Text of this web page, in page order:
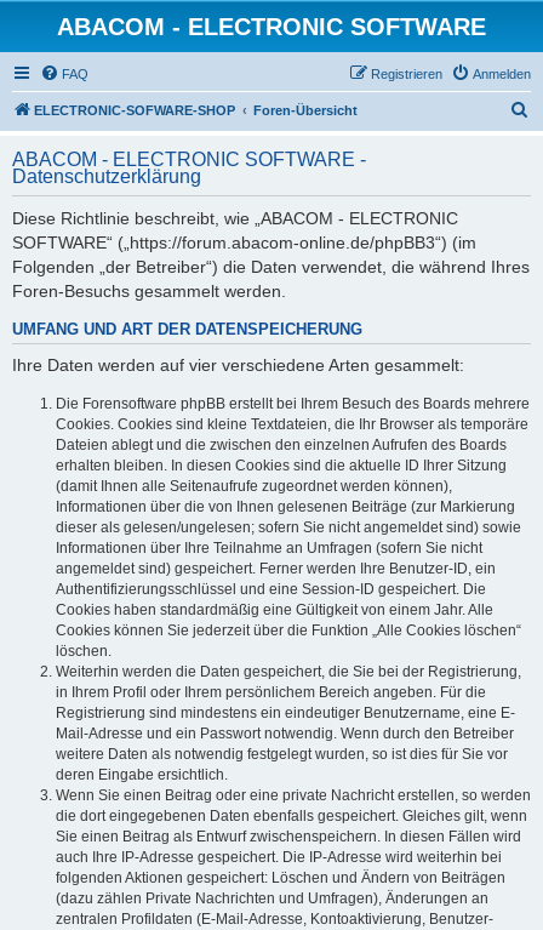
ABACOM - ELECTRONIC SOFTWARE
FAQ Anmelden
Registrieren
ELECTRONIC-SOFWARE-SHOP Foren-Übersicht
h
ABACOM - ELECTRONIC SOFTWARE -
Datenschutzerklärung
Diese Richtlinie beschreibt, wie „ABACOM - ELECTRONIC
SOFTWARE“ („https://forum.abacom-online.de/phpBB3“) (im
Folgenden „der Betreiber“) die Daten verwendet, die während Ihres
Foren-Besuchs gesammelt werden.
UMFANG UND ART DER DATENSPEICHERUNG
Ihre Daten werden auf vier verschiedene Arten gesammelt:
Die Forensoftware phpBB erstellt bei Ihrem Besuch des Boards mehrere
Cookies. Cookies sind kleine Textdateien, die Ihr Browser als temporäre
Dateien ablegt und die zwischen den einzelnen Aufrufen des Boards
erhalten bleiben. In diesen Cookies sind die aktuelle ID Ihrer Sitzung
(damit Ihnen alle Seitenaufrufe zugeordnet werden können),
Informationen über die von Ihnen gelesenen Beiträge (zur Markierung
dieser als gelesen/ungelesen; sofern Sie nicht angemeldet sind) sowie
Informationen über Ihre Teilnahme an Umfragen (sofern Sie nicht
angemeldet sind) gespeichert. Ferner werden Ihre Benutzer-ID, ein
Authentifizierungsschlüssel und eine Session-ID gespeichert. Die
Cookies haben standardmäßig eine Gültigkeit von einem Jahr. Alle
Cookies können Sie jederzeit über die Funktion „Alle Cookies löschen“
löschen.
Weiterhin werden die Daten gespeichert, die Sie bei der Registrierung,
in Ihrem Profil oder Ihrem persönlichem Bereich angeben. Für die
Registrierung sind mindestens ein eindeutiger Benutzername, eine E-
Mail-Adresse und ein Passwort notwendig. Wenn durch den Betreiber
weitere Daten als notwendig festgelegt wurden, so ist dies für Sie vor
deren Eingabe ersichtlich.
Wenn Sie einen Beitrag oder eine private Nachricht erstellen, so werden
die dort eingegebenen Daten ebenfalls gespeichert. Gleiches gilt, wenn
Sie einen Beitrag als Entwurf zwischenspeichern. In diesen Fällen wird
auch Ihre IP-Adresse gespeichert. Die IP-Adresse wird weiterhin bei
folgenden Aktionen gespeichert: Löschen und Ändern von Beiträgen
(dazu zählen Private Nachrichten und Umfragen), Änderungen an
zentralen Profildaten (E-Mail-Adresse, Kontoaktivierung, Benutzer-